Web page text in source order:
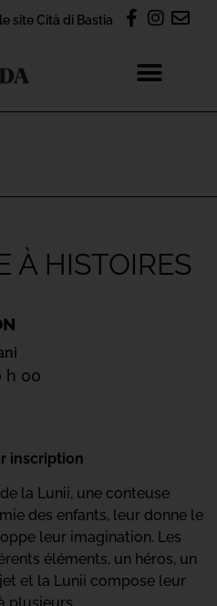
site Cità di Bastia
À HISTOIRES
h 00
inscription
la Lunii, une conteuse
des enfants, leur donne le
leur imagination. Les
éléments, un héros, un
et la Lunii compose leur